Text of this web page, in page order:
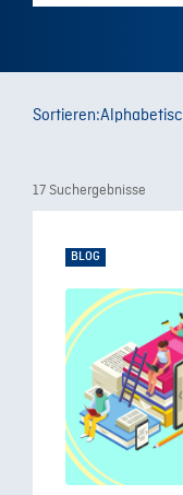
Sortieren:
17 Suchergebnisse
BLOG